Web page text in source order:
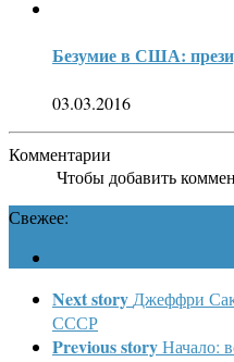
Безумие в США:
03.03.2016
Комментарии
Чтобы добавить
Свежее:
Next story Джеффри
СССР
Previous storyНачало: